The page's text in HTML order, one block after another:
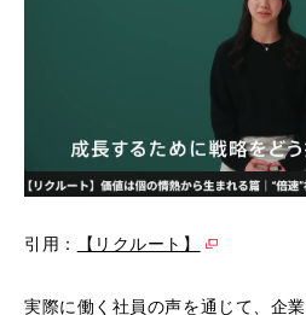
引用： 【リクルート】
実際に働く社員の声を通じて、企